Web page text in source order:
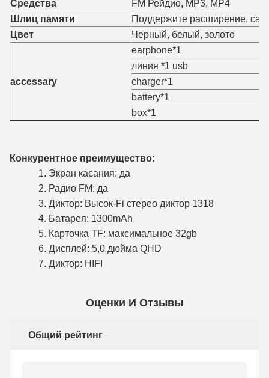
Средства
FM Рейдио, MP3, MP4
Шлиц памяти
Поддержите расширение,
Цвет
Черный, белый, золото
accessary
earphone*1
линия *1 usb
charger*1
battery*1
box*1
Конкурентное преимущество:
1. Экран касания: да
2. Радио FM: да
3. Диктор: Высок-Fi стерео диктор 1318
4. Батарея: 1300mAh
5. Карточка TF: максимальное 32gb
6. Дисплей: 5,0 дюйма QHD
7. Диктор: HIFI
Оценки И Отзывы
Общий рейтинг